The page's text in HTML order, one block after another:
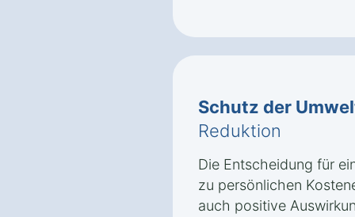
Schutz der
Reduktion
Die Entscheidung für
zu persönlichen
auch positive